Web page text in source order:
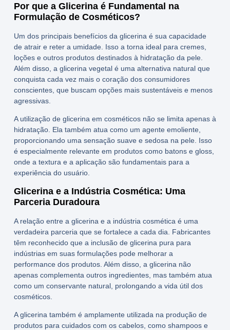
Por que a Glicerina é Fundamental na
Formulação de Cosméticos?
Um dos principais benefícios da glicerina é sua capacidade
de atrair e reter a umidade. Isso a torna ideal para cremes,
loções e outros produtos destinados à hidratação da pele.
Além disso, a glicerina vegetalé uma alternativa natural que
conquista cada vez mais o coração dos consumidores
conscientes, que buscam opções mais sustentáveis e menos
agressivas.
A utilização de glicerina em cosméticosnão se limita apenas à
hidratação. Ela também atua como um agente emoliente,
proporcionando uma sensação suave e sedosa na pele. Isso
é especialmente relevante em produtos como batons e gloss,
onde a textura e a aplicação são fundamentais para a
experiência do usuário.
Glicerina e a Indústria Cosmética: Uma
Parceria Duradoura
A relação entre a glicerina e a indústria cosmética é uma
verdadeira parceria que se fortalece a cada dia. Fabricantes
têm reconhecido que a inclusão de glicerina pura para
indústriasem suas formulações pode melhorar a
performance dos produtos. Além disso, a glicerina não
apenas complementa outros ingredientes, mas também atua
como um conservante natural, prolongando a vida útil dos
cosméticos.
A glicerina também é amplamente utilizada na produção de
produtos para cuidados com os cabelos, como shampoos e